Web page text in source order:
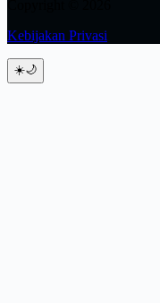
Kebijakan Privasi
☀️🌙